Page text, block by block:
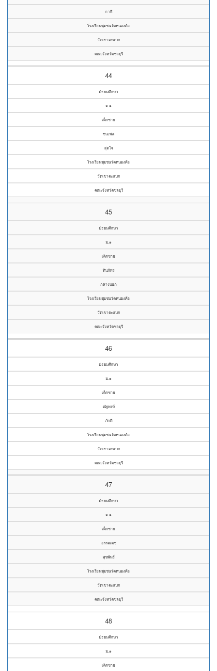
กากี
โรงเรียนชุมชนวัดหนองค้อ
วัดเขาตะแบก
คณะจังหวัดชลบุรี
44
มัธยมศึกษา
ม.๑
เด็กชาย
ชนะพล
สุดใจ
โรงเรียนชุมชนวัดหนองค้อ
วัดเขาตะแบก
คณะจังหวัดชลบุรี
45
มัธยมศึกษา
ม.๑
เด็กชาย
ทินภัทร
กลางนอก
โรงเรียนชุมชนวัดหนองค้อ
วัดเขาตะแบก
คณะจังหวัดชลบุรี
46
มัธยมศึกษา
ม.๑
เด็กชาย
ณัฐพงษ์
ภักดี
โรงเรียนชุมชนวัดหนองค้อ
วัดเขาตะแบก
คณะจังหวัดชลบุรี
47
มัธยมศึกษา
ม.๑
เด็กชาย
อรรคเดช
สุขพันธ์
โรงเรียนชุมชนวัดหนองค้อ
วัดเขาตะแบก
คณะจังหวัดชลบุรี
48
มัธยมศึกษา
ม.๑
เด็กชาย